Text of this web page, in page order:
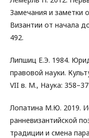
Замечания и заметки
Византии от начала
492.
Липшиц Е.Э. 1984.
правовой науки.
VII в. М., Наука:
Лопатина М.Ю. 2019.
ранневизантийской
традиции и смена